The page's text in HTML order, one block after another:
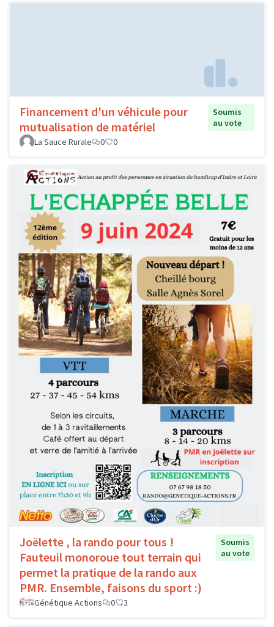
Financement d'un véhicule pour
mutualisation de matériel
Soumis
au vote
La Sauce Rurale
0 0
Joëlette , la rando pour tous !
Fauteuil monoroue tout terrain qui
permet la pratique de la rando aux
PMR. Ensemble, faisons du sport :)
Soumis
au vote
Génétique Actions 0 3